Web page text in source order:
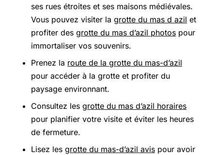
ses rues étroites et ses maisons médiévales.
Vous pouvez visiter la grotte du mas d azil et
profiter des grotte du mas d’azil photos pour
immortaliser vos souvenirs.
Prenez la route de la grotte du mas-d’azil
pour accéder à la grotte et profiter du
paysage environnant.
Consultez les grotte du mas d’azil horaires
pour planifier votre visite et éviter les heures
de fermeture.
Lisez les grotte du mas-d’azil avis pour avoir